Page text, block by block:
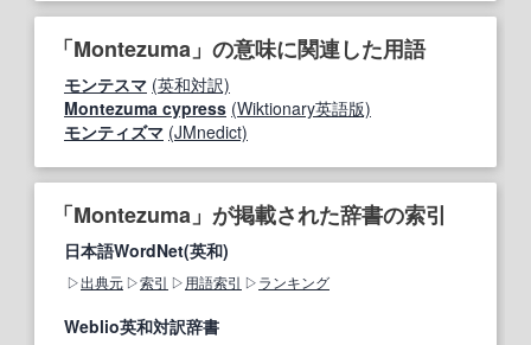
「Montezuma」の意味に関連した用語
モンテスマ (英和対訳)
Montezuma cypress (Wiktionary英語版)
モンティズマ (JMnedict)
「Montezuma」が掲載された辞書の索引
日本語WordNet(英和)
出典元 索引 用語索引 ランキング
Weblio英和対訳辞書